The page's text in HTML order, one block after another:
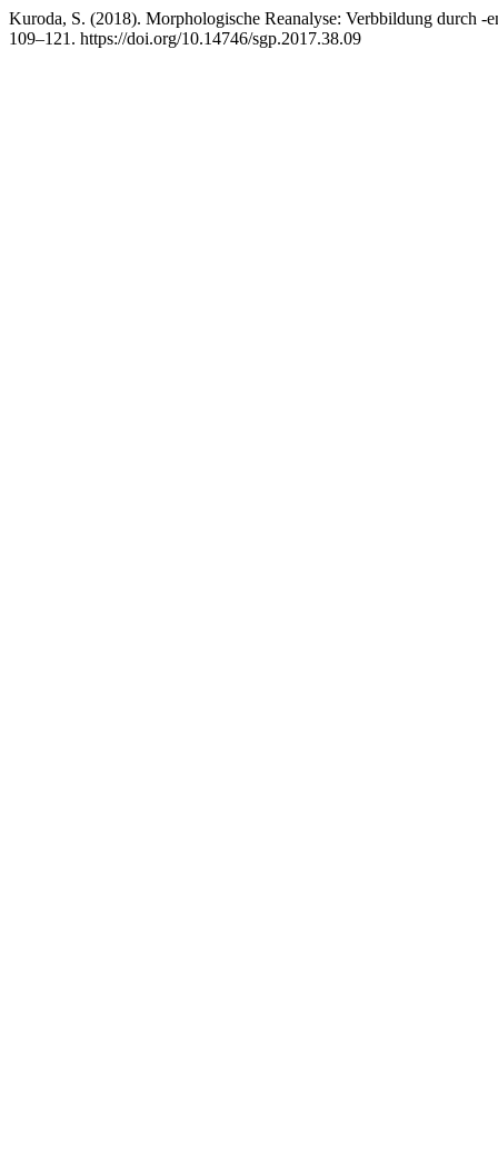
Kuroda, S. (2018). Morphologische Reanalyse: Verbbildung durch
109–121. https://doi.org/10.14746/sgp.2017.38.09